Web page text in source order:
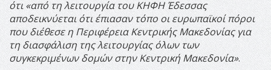
ότι «από τη λειτουργία του ΚΗΦΗ Έδεσσας
αποδεικνύεται ότι έπιασαν τόπο οι ευρωπαϊκοί πόροι
που διέθεσε η Περιφέρεια Κεντρικής Μακεδονίας για
τη διασφάλιση της λειτουργίας όλων των
συγκεκριμένων δομών στην Κεντρική Μακεδονία».